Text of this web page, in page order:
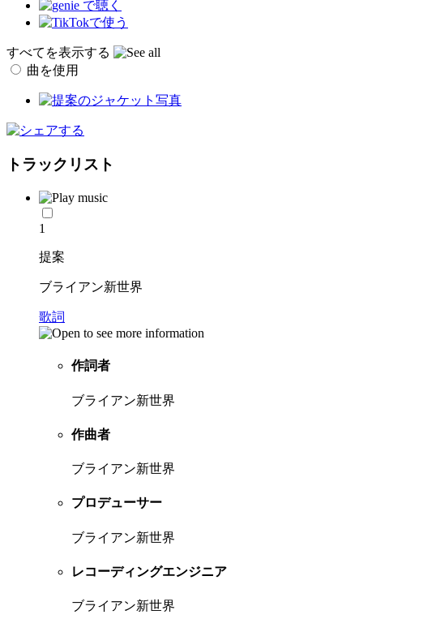
すべてを表示する
曲を使用
トラックリスト
1
提案
ブライアン新世界
歌詞
作詞者
ブライアン新世界
作曲者
ブライアン新世界
プロデューサー
ブライアン新世界
レコーディングエンジニア
ブライアン新世界